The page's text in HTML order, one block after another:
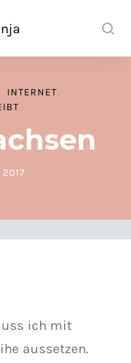
INTERNET
2017
ich mit
aussetzen.